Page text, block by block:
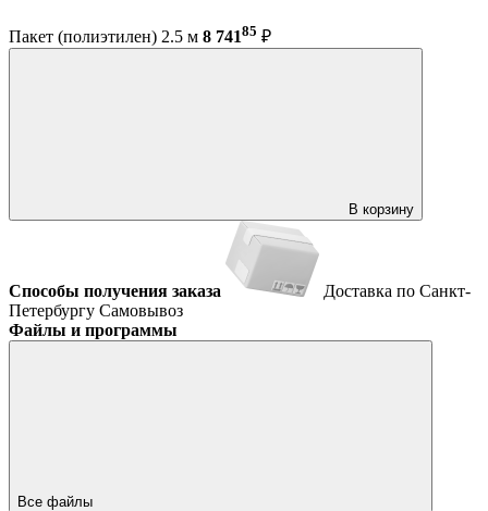
Пакет (полиэтилен) 2.5 м 8 74185 ₽
В корзину
Способы получения заказа
Доставка по Санкт-
Петербургу Самовывоз
Файлы и программы
Все файлы